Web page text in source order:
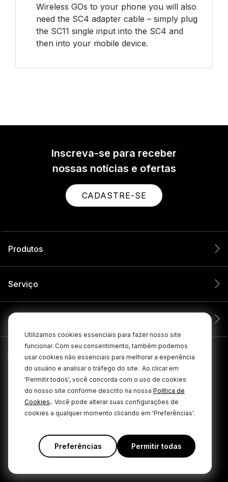
Utilizamos cookies essenciais para fazer nosso site
funcionar. Com seu consentimento, também podemos
usar cookies não essenciais para melhorar a experiência
do usuário e analisar o tráfego do site. Ao clicar em
'Permitir todos', você concorda com o uso de cookies
do nosso site conforme descrito na nossa Política de
Cookies. Você pode alterar suas configurações de
cookies a qualquer momento clicando em 'Preferências'.
Preferências Permitir todas
Wireless GOs to your phone you will also
need the SC4 adapter cable – simply plug
the SC11 single input into the SC4 and
then into your mobile device.
Inscreva-se para receber
nossas notícias e ofertas
CADASTRE-SE
Produtos
Serviço
Empresa
© 2026 RØDE Todos os direitos reservados.
Política de privacidade | Termos e condições Cookie Policy